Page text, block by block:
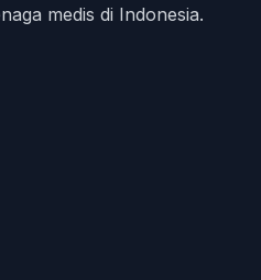
medis di Indonesia.